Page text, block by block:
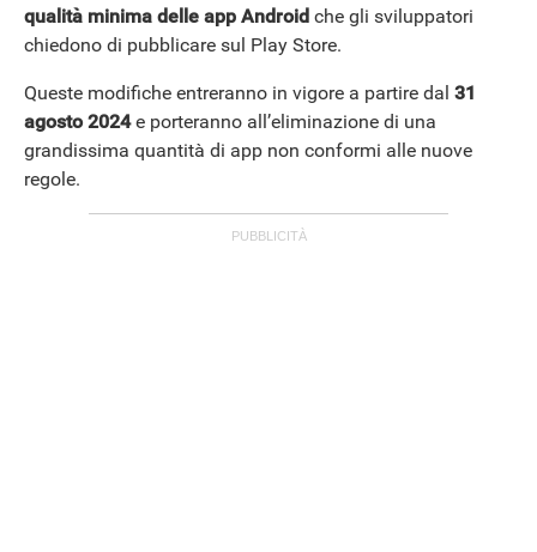
qualità minima delle app Android che gli sviluppatori
chiedono di pubblicare sul Play Store.
Queste modifiche entreranno in vigore a partire dal 31
agosto 2024e porteranno all’eliminazione di una
grandissima quantità di app non conformi alle nuove
regole.